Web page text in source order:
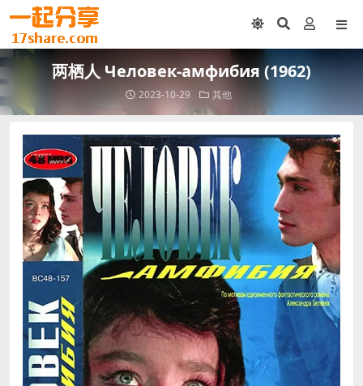
两栖人 Человек-амфибия (1962)
2023-10-29 其他